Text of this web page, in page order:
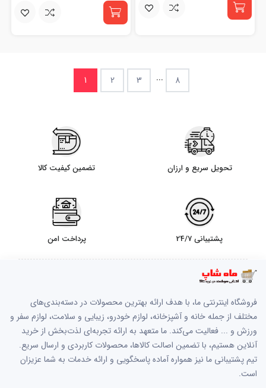
1 2 3 ... 8
تحویل سریع و ارزان تضمین کیفیت کالا
پشتیبانی 24/7 پرداخت امن
فروشگاه اینترنتی ما، با هدف ارائه بهترین محصولات در دسته‌بندی‌های
مختلف از جمله خانه و آشپزخانه، لوازم خودرو، زیبایی و سلامت، لوازم سفر و
ورزش و ... فعالیت می‌کند. ما متعهد به ارائه تجربه‌ای لذت‌بخش از خرید
آنلاین هستیم، با تضمین اصالت کالاها، محصولات کاربردی و ارسال سریع.
تیم پشتیبانی ما نیز همواره آماده پاسخگویی و ارائه خدمات به شما عزیزان
است.